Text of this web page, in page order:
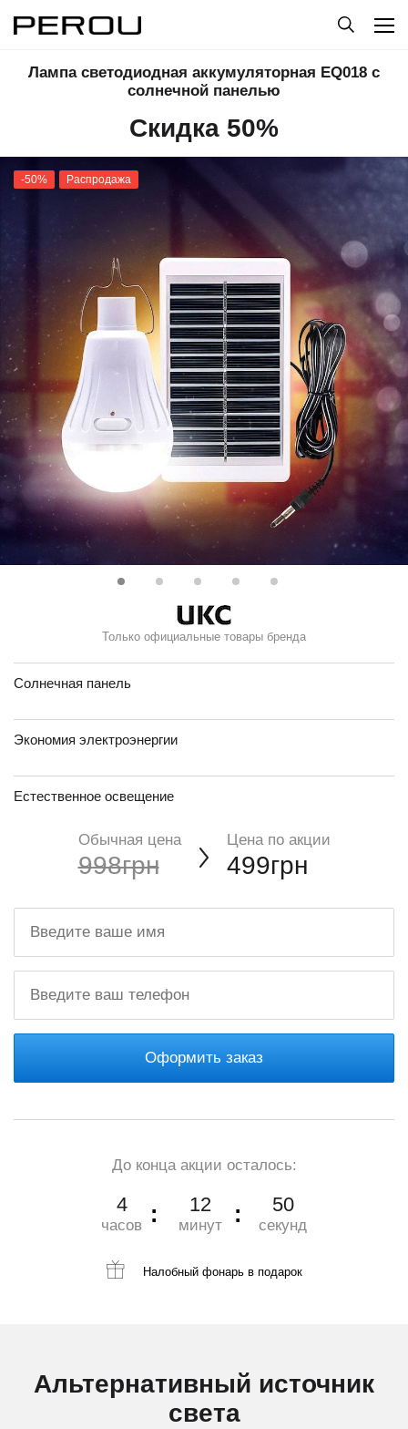
Лампа светодиодная аккумуляторная EQ018 с
солнечной панелью
Скидка 50%
-50% Распродажа
Только официальные товары бренда
Солнечная панель
Экономия электроэнергии
Естественное освещение
Обычная цена
998грн
Цена по акции
499грн
Оформить заказ
До конца акции осталось:
4
часов
12
минут
48
секунд
Налобный фонарьв подарок
Альтернативный источник
света